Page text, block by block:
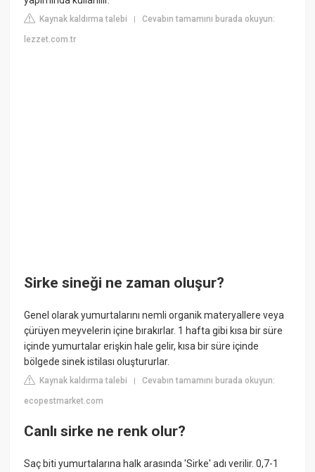
Kaynak kaldırma talebi |Cevabın tamamını burada okuyun:
lezzet.com.tr
Sirke sineği ne zaman oluşur?
Genel olarak yumurtalarını nemli organik materyallere veya
çürüyen meyvelerin içine bırakırlar. 1 hafta gibi kısa bir süre
içinde yumurtalar erişkin hale gelir, kısa bir süre içinde
bölgede sinek istilası oluştururlar.
Kaynak kaldırma talebi |Cevabın tamamını burada okuyun:
ecopestmarket.com
Canlı sirke ne renk olur?
Saç biti yumurtalarına halk arasında 'Sirke' adı verilir. 0,7-1